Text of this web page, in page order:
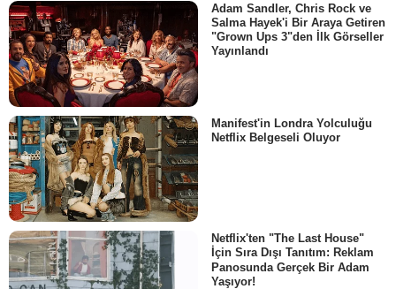
Adam Sandler, Chris Rock ve
Salma Hayek'i Bir Araya Getiren
"Grown Ups 3"den İlk Görseller
Yayınlandı
Manifest'in Londra Yolculuğu
Netflix Belgeseli Oluyor
Netflix'ten "The Last House"
İçin Sıra Dışı Tanıtım: Reklam
Panosunda Gerçek Bir Adam
Yaşıyor!